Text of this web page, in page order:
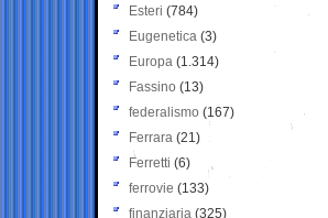
Esteri (784)
Eugenetica (3)
Europa (1.314)
Fassino (13)
federalismo (167)
Ferrara (21)
Ferretti (6)
ferrovie (133)
finanziaria (325)